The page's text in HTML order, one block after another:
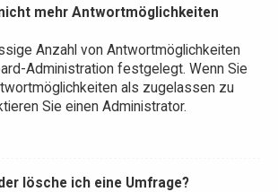
mehr Antwortmöglichkeiten
Anzahl von Antwortmöglichkeiten
Administration festgelegt. Wenn Sie
als zugelassen zu
Sie einen Administrator.
lösche ich eine Umfrage?